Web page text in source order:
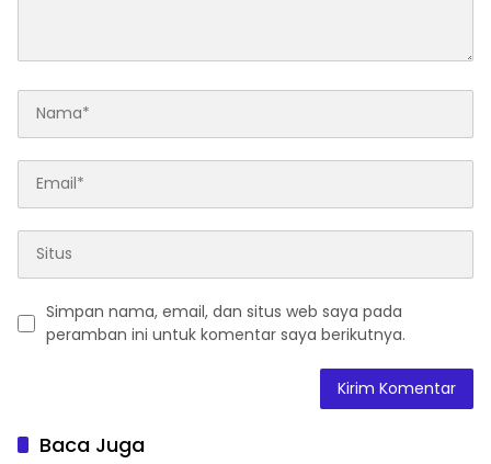
Simpan nama, email, dan situs web saya pada
peramban ini untuk komentar saya berikutnya.
Baca Juga